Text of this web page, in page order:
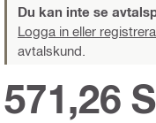
Du kan inte se
Logga in eller
avtalskund.
571,26